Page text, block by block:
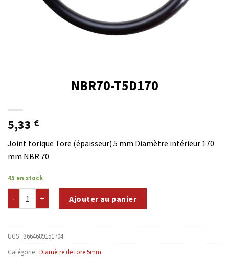
NBR70-T5D170
5,33 €
Joint torique Tore (épaisseur) 5 mm Diamètre intérieur 170
mm NBR 70
45 en stock
Ajouter au panier
UGS : 3664689151704
Catégorie : Diamètre de tore 5mm